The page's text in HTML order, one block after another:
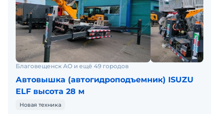
Благовещенск АО и ещё 49 городов
Автовышка (автогидроподъемник) ISUZU
ELF высота 28 м
Новая техника